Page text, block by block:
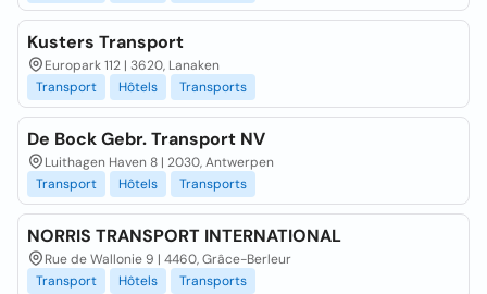
Kusters Transport
Europark 112 | 3620, Lanaken
Transport
Hôtels Transports
De Bock Gebr. Transport NV
Luithagen Haven 8 | 2030, Antwerpen
Transport
Hôtels Transports
NORRIS TRANSPORT INTERNATIONAL
Rue de Wallonie 9 | 4460, Grâce-Berleur
Transport
Hôtels Transports